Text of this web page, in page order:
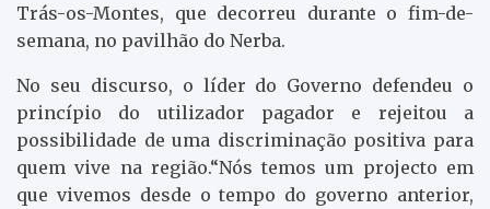
Trás-os-Montes, que decorreu durante o fim-de-
semana, no pavilhão do Nerba.
No seu discurso, o líder do Governo defendeu o
princípio do utilizador pagador e rejeitou a
possibilidade de uma discriminação positiva para
quem vive na região.“Nós temos um projecto em
que vivemos desde o tempo do governo anterior,